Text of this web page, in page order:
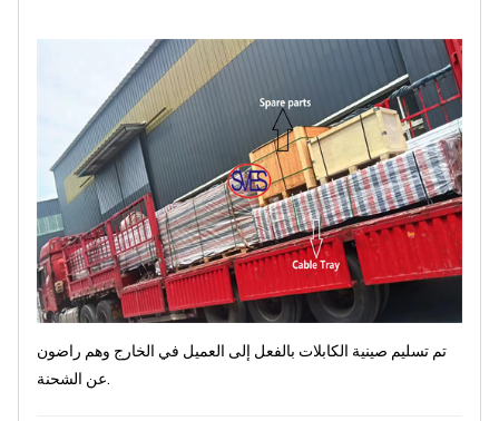
تم تسليم صينية الكابلات بالفعل إلى العميل في الخارج وهم راضون
عن الشحنة.